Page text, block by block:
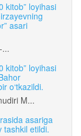
kitob” loyihasi
asari
kitob” loyihasi
o‘tkazildi.
M...
asariga
tashkil etildi.